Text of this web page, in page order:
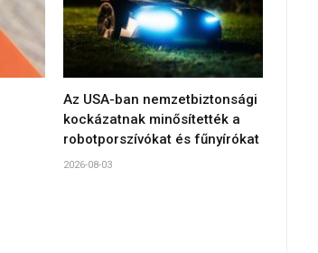
Az USA-ban nemzetbiztonsági
kockázatnak minősítették a
robotporszívókat és fűnyírókat
2026-08-03